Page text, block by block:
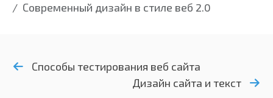
Современный дизайн в стиле веб 2.0
Способы тестирования веб сайта
Дизайн сайта и текст